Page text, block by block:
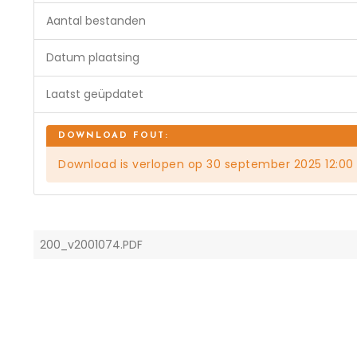
Aantal bestanden
Datum plaatsing
Laatst geüpdatet
Download is verlopen op 30 september 2025 12:00
200_v2001074.PDF